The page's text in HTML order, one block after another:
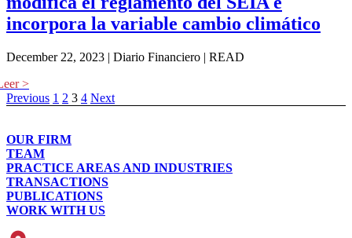
incorpora la variable cambio climático
December 22, 2023 | Diario Financiero | READ
Previous 1 2 3 4 Next
OUR FIRM
TEAM
PRACTICE AREAS AND INDUSTRIES
TRANSACTIONS
PUBLICATIONS
WORK WITH US